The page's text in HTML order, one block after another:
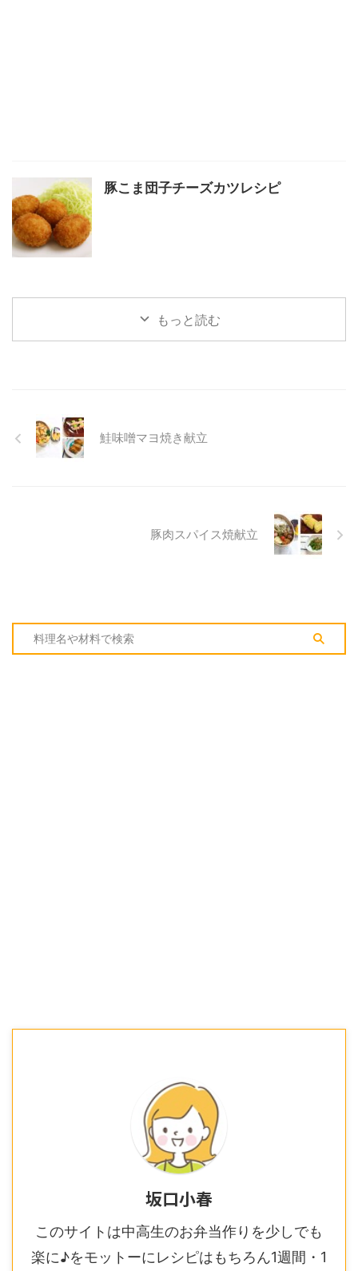
豚こま団子チーズカツレシピ
もっと読む
鮭味噌マヨ焼き献立
豚肉スパイス焼献立
坂口小春
このサイトは中高生のお弁当作りを少しでも
楽に♪をモットーにレシピはもちろん1週間・1